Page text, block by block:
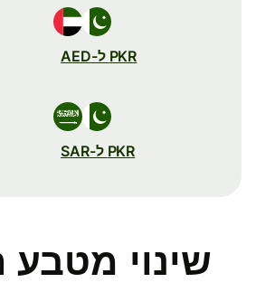
PKR ל-AED
PKR ל-SAR
שינוי מטבע